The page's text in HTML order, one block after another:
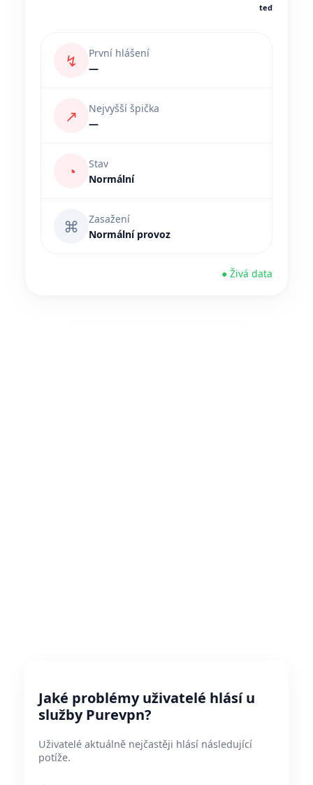
teď
↯
První hlášení
—
↗
Nejvyšší špička
—
◔
Stav
Normální
⌘
Zasažení
Normální provoz
● Živá data
Jaké problémy uživatelé hlásí u
služby Purevpn?
Uživatelé aktuálně nejčastěji hlásí následující
potíže.